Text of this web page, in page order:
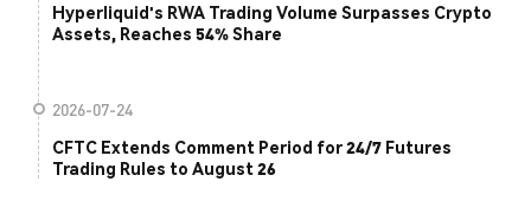
Hyperliquid's RWA Trading Volume Surpasses Crypto
Assets, Reaches 54% Share
2026-07-24
CFTC Extends Comment Period for 24/7 Futures
Trading Rules to August 26